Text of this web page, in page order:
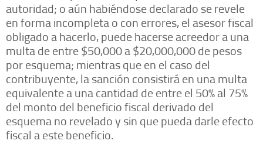
autoridad; o aún habiéndose declarado se revele
en forma incompleta o con errores, el asesor fiscal
obligado a hacerlo, puede hacerse acreedor a una
multa de entre $50,000 a $20,000,000 de pesos
por esquema; mientras que en el caso del
contribuyente, la sanción consistirá en una multa
equivalente a una cantidad de entre el 50% al 75%
del monto del beneficio fiscal derivado del
esquema no revelado y sin que pueda darle efecto
fiscal a este beneficio.